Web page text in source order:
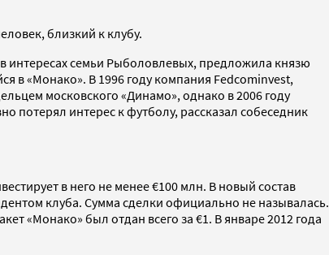
близкий к клубу.
интересах семьи Рыболовлевых, предложила князю
в «Монако». В 1996 году компания Fedcominvest,
московского «Динамо», однако в 2006 году
потерял интерес к футболу, рассказал собеседник
в него не менее €100 млн. В новый состав
клуба. Сумма сделки официально не называлась.
«Монако» был отдан всего за €1. В январе 2012 года